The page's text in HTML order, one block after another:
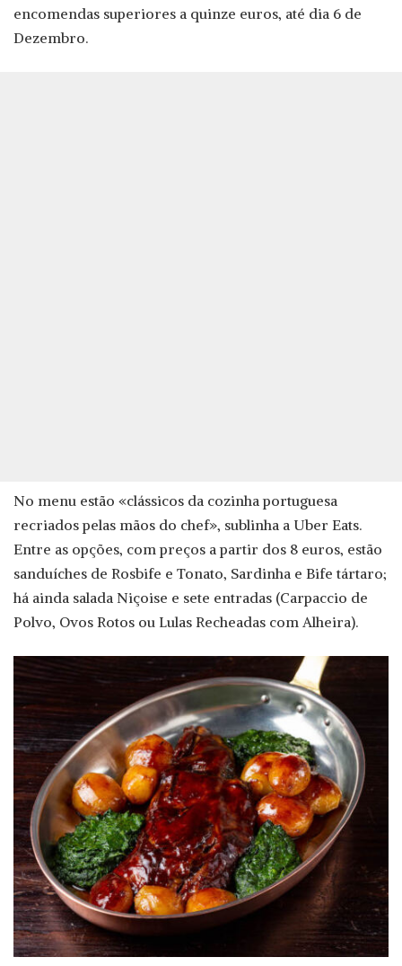
encomendas superiores a quinze euros, até dia 6 de
Dezembro.
No menu estão «clássicos da cozinha portuguesa
recriados pelas mãos do chef», sublinha a Uber Eats.
Entre as opções, com preços a partir dos 8 euros, estão
sanduíches de Rosbife e Tonato, Sardinha e Bife tártaro;
há ainda salada Niçoise e sete entradas (Carpaccio de
Polvo, Ovos Rotos ou Lulas Recheadas com Alheira).